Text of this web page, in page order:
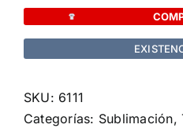
Neyms
cantidad
SKU: 6111
Categorías: Sublimación,